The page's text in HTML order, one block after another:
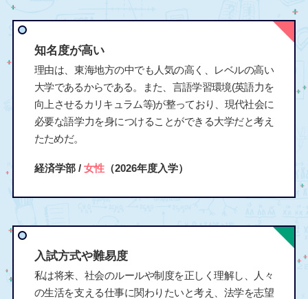
知名度が高い
理由は、東海地方の中でも人気の高く、レベルの高い
大学であるからである。また、言語学習環境(英語力を
向上させるカリキュラム等)が整っており、現代社会に
必要な語学力を身につけることができる大学だと考え
たためだ。
経済学部 / 女性（2026年度入学）
入試方式や難易度
私は将来、社会のルールや制度を正しく理解し、人々
の生活を支える仕事に関わりたいと考え、法学を志望